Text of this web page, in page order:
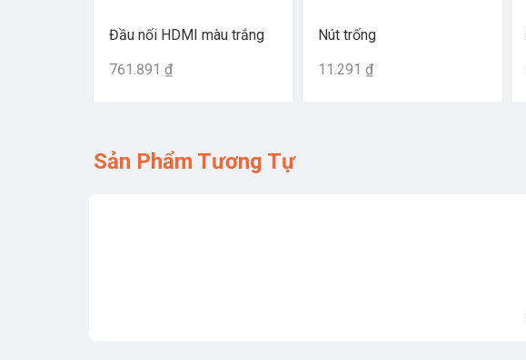
Đầu nối HDMI màu trắng
761.891 ₫
Nút trống
11.291 ₫
Sản Phẩm Tương Tự